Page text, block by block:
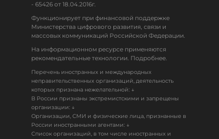
- 65426 от 18.04.2016г.
Функционирует при финансовой поддержке
Министерства цифрового развития, связи и
массовых коммуникаций Российской Федерации.
На информационном ресурсе применяются
рекомендательные технологии. Подробнее.
Перечень иностранных и международных
неправительственных организаций, деятельность
которых признана нежелательной: ↓
В России признаны экстремистскими и запрещены
организации: ↓
Организации, СМИ и физические лица, признанные в
России иностранными агентами: ↓
Список организаций, в том числе иностранных и